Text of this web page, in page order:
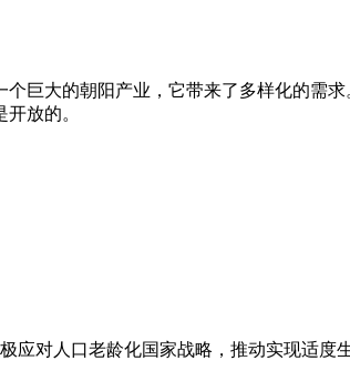
巨大的朝阳产业，它带来了多样化的需
放的。
对人口老龄化国家战略，推动实现适度